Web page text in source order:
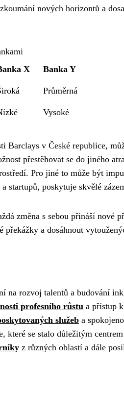
nových horizontů a
X Banka Y
Průměrná
Vysoké
Barclays v České republice,
přestěhovat se do jiného
Pro jiné to může být
startupů, poskytuje skvělé
změna s sebou přináší nové
a dosáhnout
na rozvoj talentů a budování
profesního růstu a přístup k
služeb a
které se stalo důležitým
z různých oblastí a dále